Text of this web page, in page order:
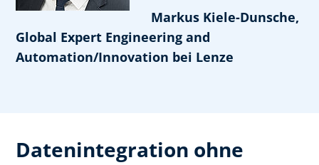
Markus Kiele-Dunsche,
Global Expert Engineering and
Automation/Innovation bei Lenze
Datenintegration ohne